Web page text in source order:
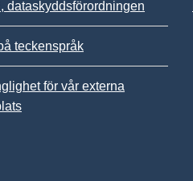
dataskyddsförordningen
teckenspråk
för vår externa